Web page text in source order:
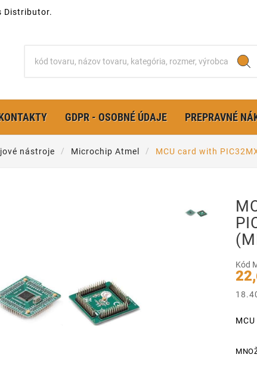
Distributor.
GDPR - OSOBNÉ ÚDAJE PREPRAVNÉ
nástroje Microchip Atmel MCU card with
Kód